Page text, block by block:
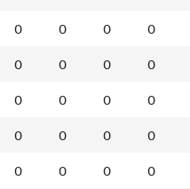
0 0 0 0
0 0 0 0
0 0 0 0
0 0 0 0
0 0 0 0